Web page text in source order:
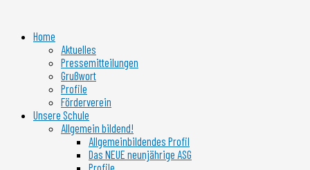
Home
Aktuelles
Pressemitteilungen
Grußwort
Profile
Förderverein
Unsere Schule
Allgemein bildend!
Allgemeinbildendes Profil
Das NEUE neunjährige ASG